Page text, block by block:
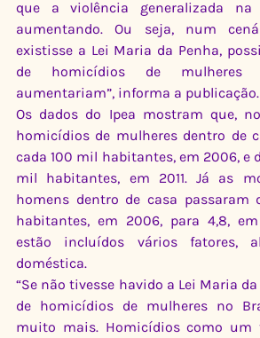
que a violência generalizada na
aumentando. Ou seja, num
existisse a Lei Maria da Penha,
de homicídios de mulheres
aumentariam”, informa a publicação.
Os dados do Ipea mostram que,
homicídios de mulheres dentro de
cada 100 mil habitantes, em 2006, e
mil habitantes, em 2011. Já as
homens dentro de casa passaram
habitantes, em 2006, para 4,8, em
estão incluídos vários fatores,
doméstica.
“Se não tivesse havido a Lei Maria
de homicídios de mulheres no
muito mais. Homicídios como um